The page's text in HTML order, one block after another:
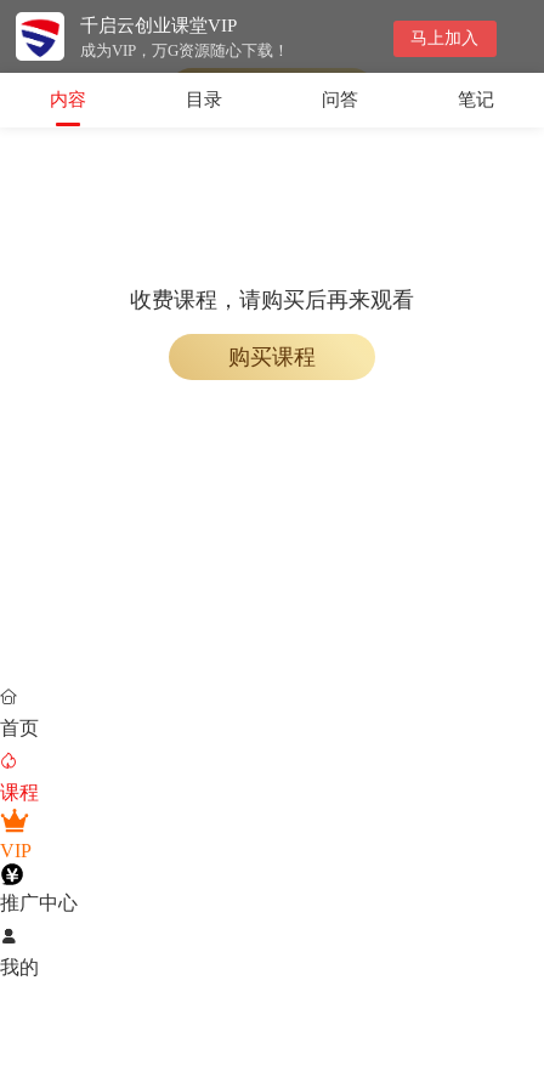
千启云创业课堂VIP
成为VIP，万G资源随心下载！
马上加入
会员专属课程，请开通会员后学习
内容 目录 问答 笔记
收费课程，请购买后再来观看
购买课程

首页

课程
VIP
推广中心

我的